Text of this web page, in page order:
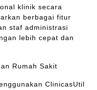
klinik secara
berbagai fitur
staf administrasi
lebih cepat dan
Rumah Sakit
ClinicasUtil